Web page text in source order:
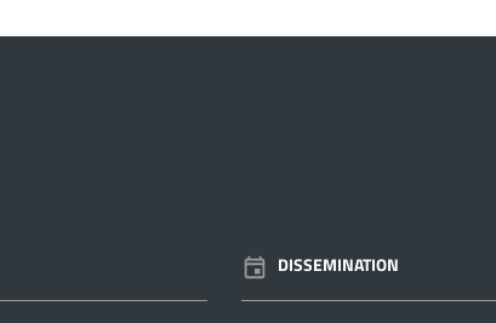
DISSEMINATION